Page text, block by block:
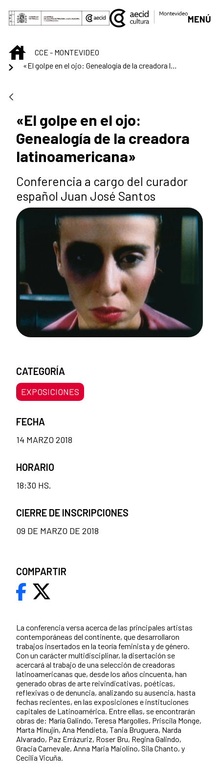
Saltar al contenido principal
MENÚ
INICIOCCE - MONTEVIDEO
«El golpe en el ojo: Genealogía de la creadora latinoamericana»
«El golpe en el ojo:
Genealogía de la creadora
latinoamericana»
Conferencia a cargo del curador
español Juan José Santos
La conferencia versa acerca de las principales artistas
contemporáneas del continente, que desarrollaron
trabajos insertados en la teoría feminista y de género.
Con un carácter multidisciplinar, la disertación se
acercará al trabajo de una selección de creadoras
latinoamericanas que, desde los años cincuenta, han
generado obras de arte reivindicativas, poéticas,
reflexivas o de denuncia, analizando su ausencia, hasta
fechas recientes, en las exposiciones e instituciones
capitales de Latinoamérica. Entre ellas, se encontrarán
obras de: María Galindo, Teresa Margolles, Priscila Monge,
Marta Minujín, Ana Mendieta, Tania Bruguera, Narda
Alvarado, Paz Errázuriz, Roser Bru, Regina Galindo,
Gracia Carnevale, Anna Maria Maiolino, Sila Chanto, y
Cecilia Vicuña.
CATEGORÍA
EXPOSICIONES
FECHA
14 MARZO 2018
HORARIO
18:30 HS.
CIERRE DE INSCRIPCIONES
09 DE MARZO DE 2018
COMPARTIR